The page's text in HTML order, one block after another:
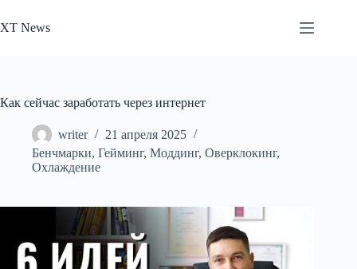
к
сути
XT News
Как сейчас заработать через интернет
writer
21 апреля 2025
Бенчмарки, Гейминг, Моддинг, Оверклокинг,
Охлаждение